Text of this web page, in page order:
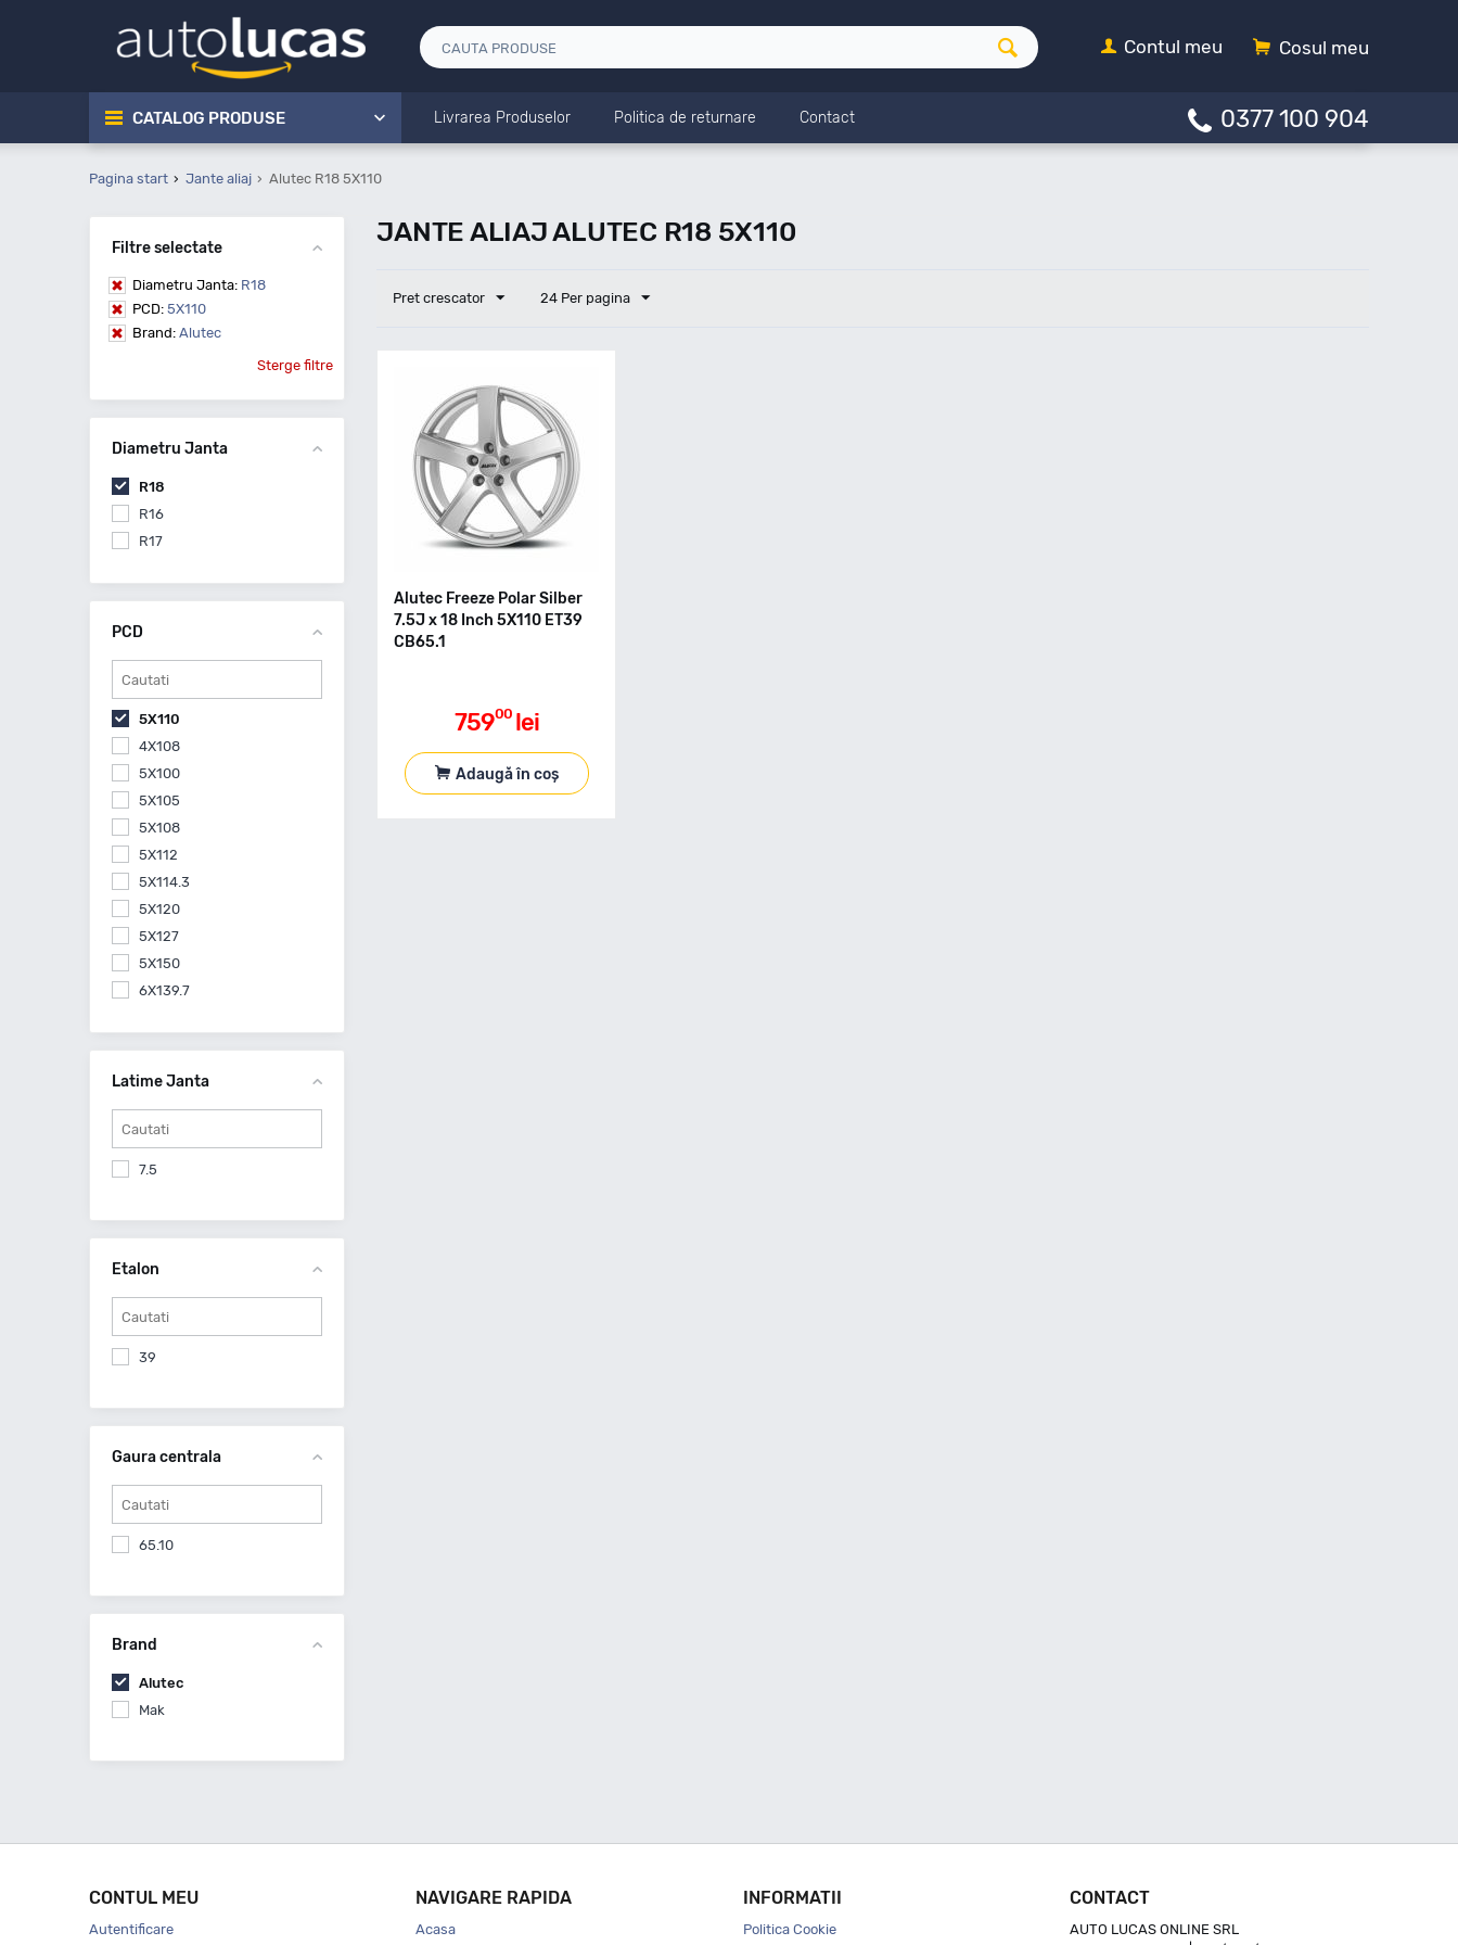
Cosul meu
Contul meu
CATALOG PRODUSE Livrarea Produselor Politica de returnare Contact 0377 100 904
Pagina start Jante aliaj Alutec R18 5X110
JANTE ALIAJ ALUTEC R18 5X110
Pret crescator 24 Per pagina
Alutec Freeze Polar Silber
7.5J x 18 Inch 5X110 ET39
CB65.1
75900 lei
Adaugă în coș
Filtre selectate
Diametru Janta: R18
PCD: 5X110
Brand: Alutec
Sterge filtre
Diametru Janta
R18
R16
R17
PCD
5X110
4X108
5X100
5X105
5X108
5X112
5X114.3
5X120
5X127
5X150
6X139.7
Latime Janta
7.5
Etalon
39
Gaura centrala
65.10
Brand
Alutec
Mak
CONTUL MEU
Autentificare
NAVIGARE RAPIDA
Acasa
INFORMATII
Politica Cookie
CONTACT
AUTO LUCAS ONLINE SRL